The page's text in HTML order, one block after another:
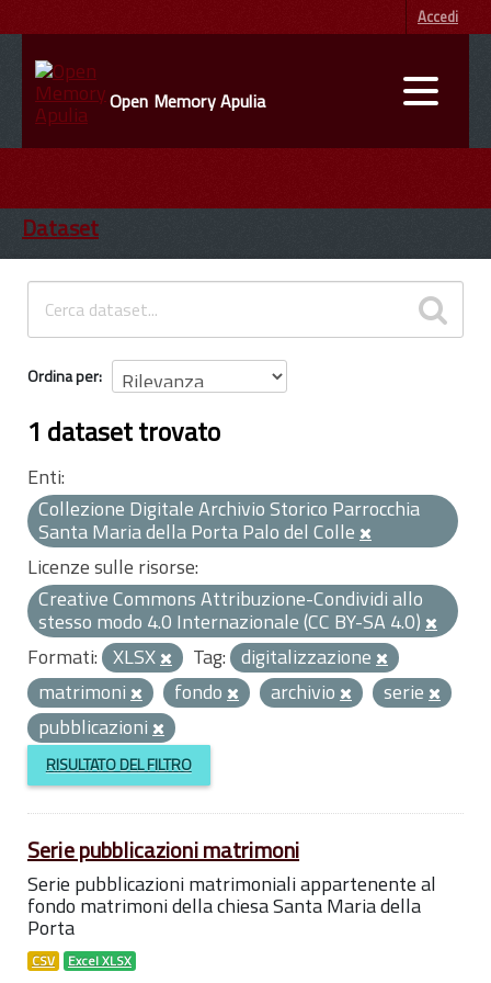
Accedi
Open Memory Apulia
ENTI
INFORMAZIONI
Dataset
Ordina per
1 dataset trovato
Enti:
Collezione Digitale Archivio Storico Parrocchia
Santa Maria della Porta Palo del Colle
Licenze sulle risorse:
Creative Commons Attribuzione-Condividi allo
stesso modo 4.0 Internazionale (CC BY-SA 4.0)
Formati: XLSX Tag: digitalizzazione
matrimoni
fondo archivio
serie
pubblicazioni
RISULTATO DEL FILTRO
Serie pubblicazioni matrimoni
Serie pubblicazioni matrimoniali appartenente al
fondo matrimoni della chiesa Santa Maria della
Porta
CSV Excel XLSX